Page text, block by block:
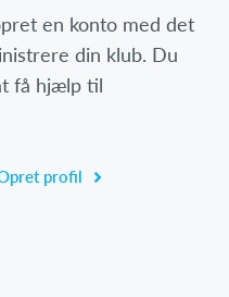
en konto med det
din klub. Du
få hjælp til
profil